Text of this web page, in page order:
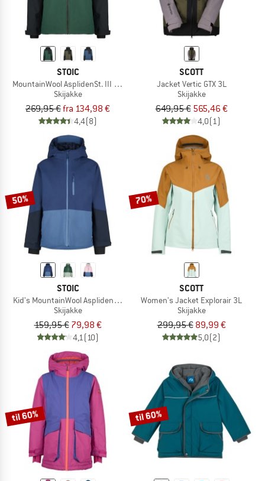
STOIC
MountainWool AsplidenSt. III Ski Jacket
Skijakke
269,95 €fra 134,98 €
4,4(8)
SCOTT
Jacket Vertic GTX 3L
Skijakke
649,95 € 565,46 €
4,0(1)
50%
STOIC
Kid's MountainWool AsplidenSt. II Ski Jacket
Skijakke
159,95 € 79,98 €
4,1(10)
70%
SCOTT
Women's Jacket Explorair 3L
Skijakke
299,95 € 89,99 €
5,0(2)
til 60% til 60%